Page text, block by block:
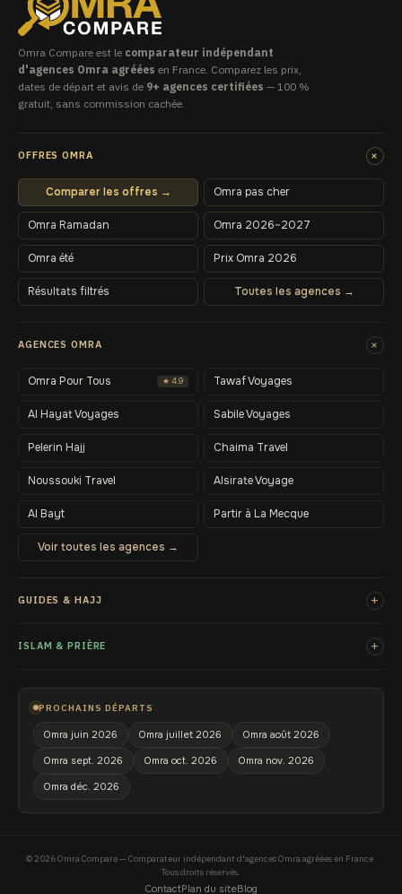
Omra Compare est le comparateur indépendant
d'agences Omra agréées en France. Comparez les prix,
dates de départ et avis de 9+ agences certifiées — 100 %
gratuit, sans commission cachée.
OFFRES OMRA +
Comparer les offres → Omra pas cher
Omra Ramadan Omra 2026–2027
Omra été Prix Omra 2026
Résultats filtrés Toutes les agences →
AGENCES OMRA +
Omra Pour Tous ★ 4.9 Tawaf Voyages
Al Hayat Voyages Sabile Voyages
Pelerin Hajj Chaima Travel
Noussouki Travel Alsirate Voyage
Al Bayt Partir à La Mecque
Voir toutes les agences →
GUIDES & HAJJ +
ISLAM & PRIÈRE +
PROCHAINS DÉPARTS
Omra juin 2026 Omra juillet 2026 Omra août 2026
Omra sept. 2026 Omra oct. 2026 Omra nov. 2026
Omra déc. 2026
© 2026 Omra Compare — Comparateur indépendant d'agences Omra agréées en France.
Tous droits réservés.
ContactPlan du siteBlog